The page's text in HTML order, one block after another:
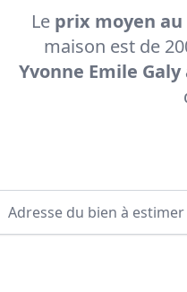
Le prix moyen au
maison est de
Yvonne Emile